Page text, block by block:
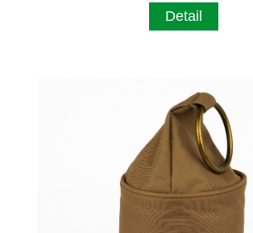
Detail